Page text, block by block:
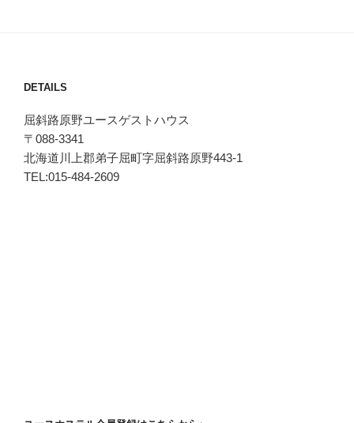
DETAILS
屈斜路原野ユースゲストハウス
〒088-3341
北海道川上郡弟子屈町字屈斜路原野443-1
TEL:015-484-2609